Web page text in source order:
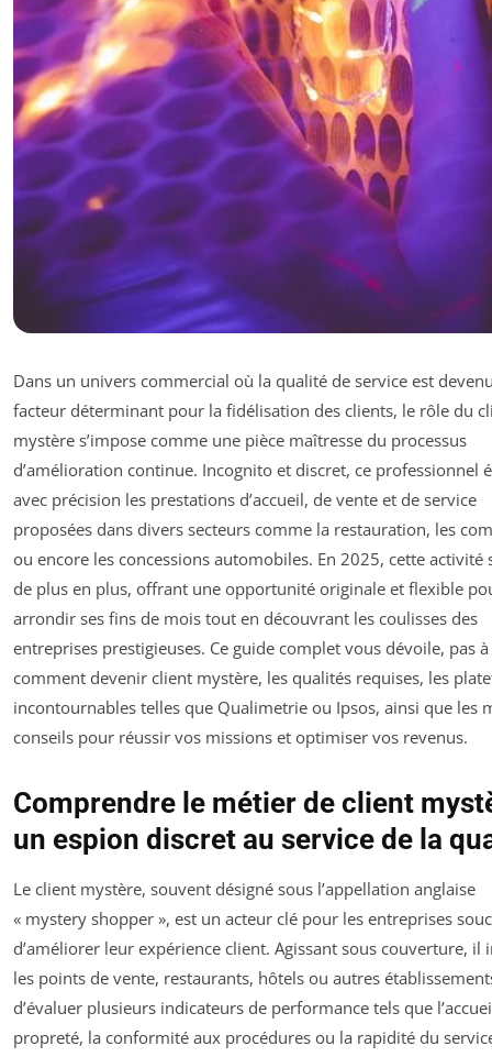
Dans un univers commercial où la qualité de service est
facteur déterminant pour la fidélisation des clients, le rôle du
mystère s’impose comme une pièce maîtresse du processus
d’amélioration continue. Incognito et discret, ce professionnel
avec précision les prestations d’accueil, de vente et de service
proposées dans divers secteurs comme la restauration, les
ou encore les concessions automobiles. En 2025, cette activité
de plus en plus, offrant une opportunité originale et flexible
arrondir ses fins de mois tout en découvrant les coulisses des
entreprises prestigieuses. Ce guide complet vous dévoile, pas à
comment devenir client mystère, les qualités requises, les
incontournables telles que Qualimetrie ou Ipsos, ainsi que les
conseils pour réussir vos missions et optimiser vos revenus.
Comprendre le métier de client
un espion discret au service de la
Le client mystère, souvent désigné sous l’appellation anglaise
« mystery shopper », est un acteur clé pour les entreprises
d’améliorer leur expérience client. Agissant sous couverture, il
les points de vente, restaurants, hôtels ou autres
d’évaluer plusieurs indicateurs de performance tels que
propreté, la conformité aux procédures ou la rapidité du